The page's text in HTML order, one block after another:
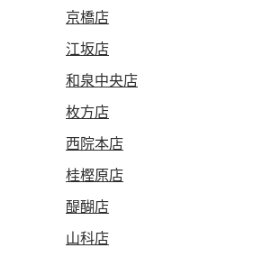
京橋店
江坂店
和泉中央店
枚方店
西院本店
桂樫原店
醍醐店
山科店